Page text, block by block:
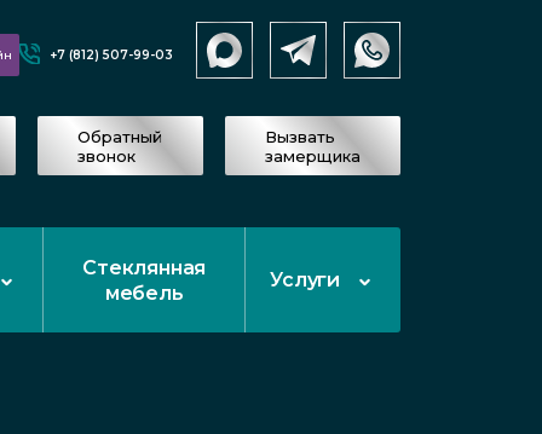
+7 (812) 507-99-03
Обратный
звонок
Вызвать
замерщика
Стеклянная
мебель
Услуги